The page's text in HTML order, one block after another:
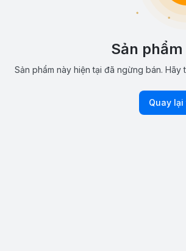
Sản
Sản phẩm này hiện tại đã ngừng bán.
Quay